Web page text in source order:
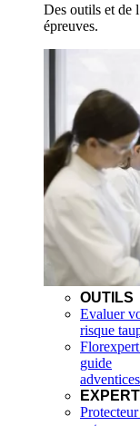
Des outils et de
épreuves.
OUTILS
Evaluer
risque
guide
adventices